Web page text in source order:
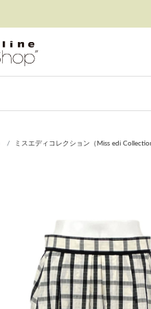
ミスエディコレクション（Miss edi